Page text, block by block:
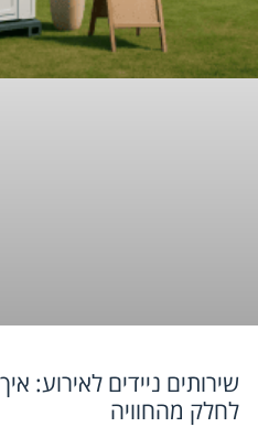
שירותים ניידים לאירוע:
לחלק מהחוויה